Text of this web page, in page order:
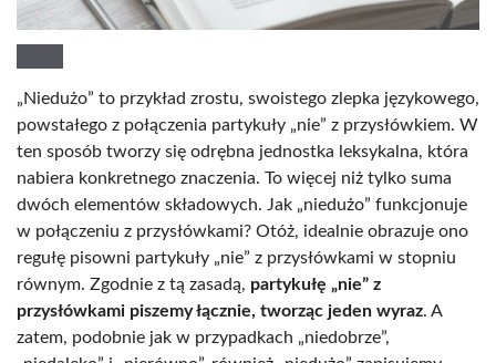
„Niedużo” to przykład zrostu, swoistego zlepka językowego,
powstałego z połączenia partykuły „nie” z przysłówkiem. W
ten sposób tworzy się odrębna jednostka leksykalna, która
nabiera konkretnego znaczenia. To więcej niż tylko suma
dwóch elementów składowych. Jak „niedużo” funkcjonuje
w połączeniu z przysłówkami? Otóż, idealnie obrazuje ono
regułę pisowni partykuły „nie” z przysłówkami w stopniu
równym. Zgodnie z tą zasadą, partykułę „nie” z
przysłówkami piszemy łącznie, tworząc jeden wyraz. A
zatem, podobnie jak w przypadkach „niedobrze”,